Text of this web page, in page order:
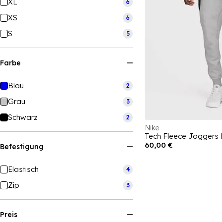
6
XS 6
S 5
Farbe
Blau 2
Grau 3
Schwarz 2
Befestigung
Elastisch 4
Zip 3
Preis
Nike
Tech Fleece Joggers
60,00 €